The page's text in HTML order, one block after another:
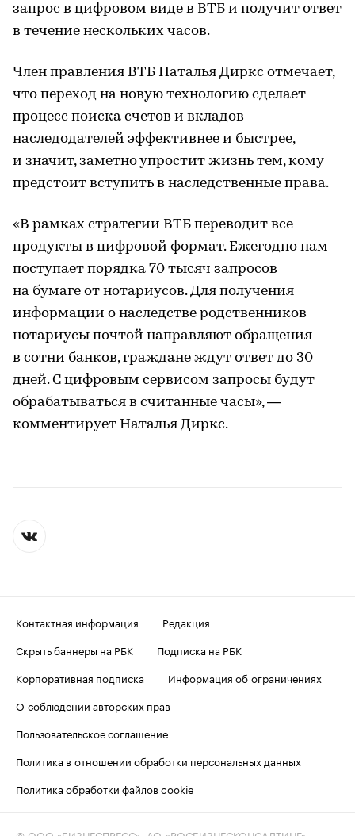
запрос в цифровом виде в ВТБ и получит ответ
в течение нескольких часов.
Член правления ВТБ Наталья Диркс отмечает,
что переход на новую технологию сделает
процесс поиска счетов и вкладов
наследодателей эффективнее и быстрее,
и значит, заметно упростит жизнь тем, кому
предстоит вступить в наследственные права.
«В рамках стратегии ВТБ переводит все
продукты в цифровой формат. Ежегодно нам
поступает порядка 70 тысяч запросов
на бумаге от нотариусов. Для получения
информации о наследстве родственников
нотариусы почтой направляют обращения
в сотни банков, граждане ждут ответ до 30
дней. С цифровым сервисом запросы будут
обрабатываться в считанные часы», —
комментирует Наталья Диркс.
Контактная информация
Редакция
Скрыть баннеры на РБК
Подписка на РБК
Корпоративная подписка
Информация об ограничениях
О соблюдении авторских прав
Пользовательское соглашение
Политика в отношении обработки персональных данных
Политика обработки файлов cookie